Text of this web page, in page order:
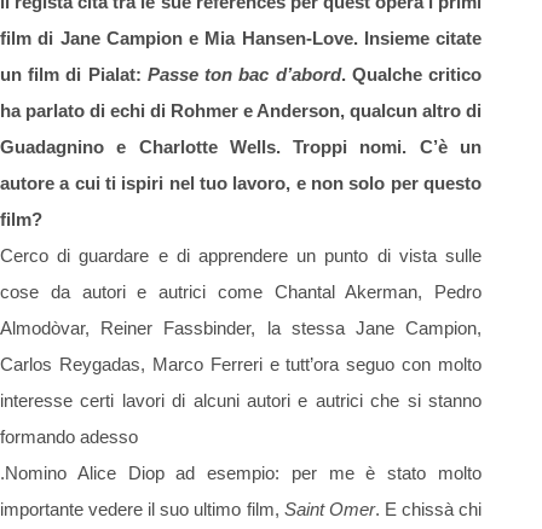
film di Jane Campion e Mia Hansen-Love. Insieme citate
un film di Pialat: Passe ton bac d’abord. Qualche critico
ha parlato di echi di Rohmer e Anderson, qualcun altro di
Guadagnino e Charlotte Wells. Troppi nomi. C’è un
autorea cui ti ispiri nel tuo lavoro, e non solo per questo
film?
Cerco di guardare e di apprendere un punto di vista sulle
cose da autori e autrici come Chantal Akerman, Pedro
Almodòvar, Reiner Fassbinder, la stessa Jane Campion,
Carlos Reygadas, Marco Ferreri e tutt’ora seguo con molto
interesse certi lavori di alcuni autori e autrici che si stanno
formando adesso
.Nomino Alice Diop ad esempio: per me è stato molto
importante vedere il suo ultimo film, Saint Omer. E chissà chi